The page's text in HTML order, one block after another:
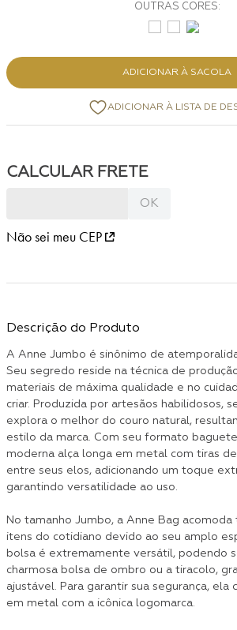
ADICIONAR À SACOLA
Não sei meu CEP
Descrição do Produto
A Anne Jumbo é sinônimo de
Seu segredo reside na técnica de
materiais de máxima qualidade e no
criar. Produzida por artesãos habilidosos,
explora o melhor do couro natural,
estilo da marca. Com seu formato
moderna alça longa em metal com tiras
entre seus elos, adicionando um toque
garantindo versatilidade ao uso.
No tamanho Jumbo, a Anne Bag acomoda
itens do cotidiano devido ao seu amplo
bolsa é extremamente versátil, podendo
charmosa bolsa de ombro ou a tiracolo,
ajustável. Para garantir sua segurança, ela
em metal com a icônica logomarca.